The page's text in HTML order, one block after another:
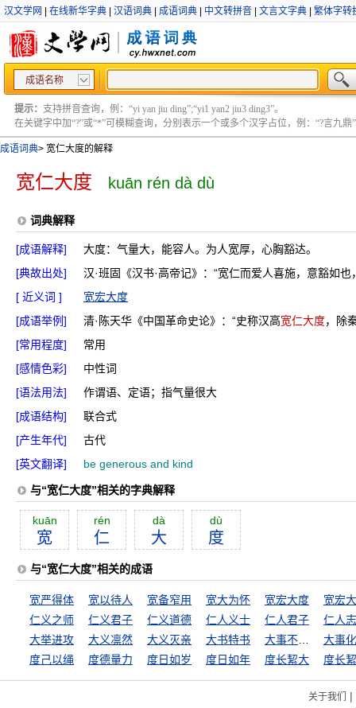
汉文学网 在线新华字典 汉语词典 成语词典 中文转拼音 文言文字典 繁体字转
成语名称
提示： 支持拼音查询，例：“yi yan jiu ding”;“yi1 yan2 jiu3 ding3”。
在关键字中加“?”或“*”可模糊查询，分别表示一个或多个汉字占位，例：“?言九鼎”
成语词典> 宽仁大度的解释
宽仁大度 kuān rén dà dù
词典解释
[成语解释]
大度：气量大，能容人。为人宽厚，心胸豁达。
[典故出处]
汉·班固《汉书·高帝记》：“宽仁而爱人喜施，意豁如
[ 近义词 ]
宽宏大度
[成语举例]
清·陈天华《中国革命史论》：“史称汉高宽仁大度，除
[常用程度]
常用
[感情色彩]
中性词
[语法用法]
作谓语、定语；指气量很大
[成语结构]
联合式
[产生年代]
古代
[英文翻译]
be generous and kind
与“宽仁大度”相关的字典解释
kuān
宽
rén
仁
dà
大
dù
度
与“宽仁大度”相关的成语
宽严得体 宽以待人 宽备窄用 宽大为怀 宽宏大度
宽宏
仁义之师
仁义君子 仁义道德 仁人义士 仁人君子
仁人
大举进攻
大义凛然 大义灭亲 大书特书
大事
度己以绳
度德量力 度日如岁 度日如年 度长絜大 度长
关于我们 |